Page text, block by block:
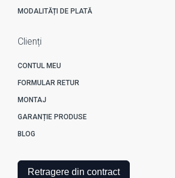
MODALITĂȚI DE PLATĂ
Clienți
CONTUL MEU
FORMULAR RETUR
MONTAJ
GARANȚIE PRODUSE
BLOG
Retragere din contract